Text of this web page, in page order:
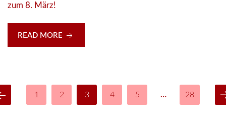
zum 8. März!
READ MORE
1 2 3 4 5 … 28